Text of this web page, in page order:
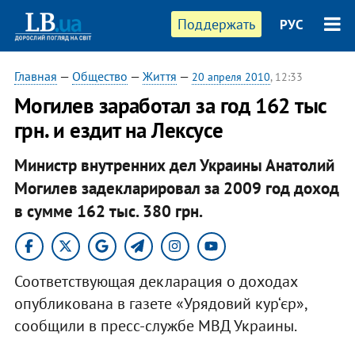
Поддержать РУС
Главная — Общество — Життя — 20 апреля 2010, 12:33
Могилев заработал за год 162 тыс
грн. и ездит на Лексусе
Министр внутренних дел Украины Анатолий
Могилев задекларировал за 2009 год доход
в сумме 162 тыс. 380 грн.
Соответствующая декларация о доходах
опубликована в газете «Урядовий кур‘єр»,
сообщили в пресс-службе МВД Украины.